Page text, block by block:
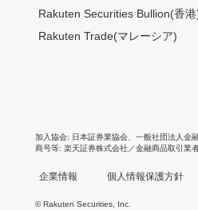
Rakuten Securities Bullion(香港
Rakuten Trade(マレーシア)
加入協会 日本証券業協会 一般社団法人金
商号等 楽天証券株式会社／金融商品取引業
企業情報 個人情報保護方針
© Rakuten Securities, Inc.